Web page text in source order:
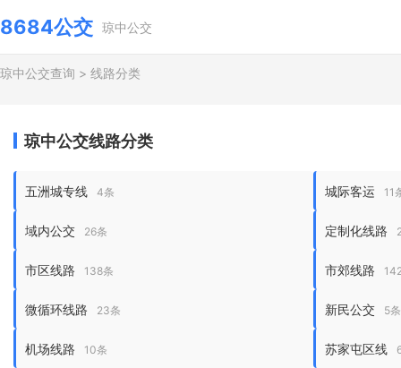
8684公交 琼中公交
琼中公交查询 > 线路分类
琼中公交线路分类
五洲城专线 4条 城际客运 11
域内公交 26条 定制化线路
市区线路 138条 市郊线路
微循环线路 23条 新民公交 5条
机场线路 10条 苏家屯区线